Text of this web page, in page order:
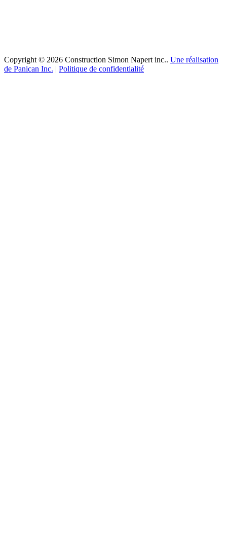
Copyright © 2026 Construction Simon Napert inc.. Une réalisation
de Panican Inc. | Politique de confidentialité